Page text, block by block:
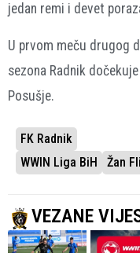
jedan remi i devet
U prvom meču drugog
sezona Radnik dočekuje
Posušje.
FK Radnik
WWIN Liga BiH
Žan
VEZANE